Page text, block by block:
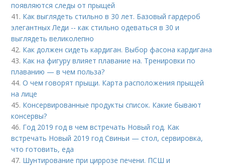
появляются следы от прыщей
41. Как выглядеть стильно в 30 лет. Базовый гардероб
элегантных Леди -- как стильно одеваться в 30 и
выглядеть великолепно
42. Как должен сидеть кардиган. Выбор фасона кардигана
43. Как на фигуру влияет плавание на. Тренировки по
плаванию — в чем польза?
44.О чем говорят прыщи. Карта расположения прыщей
на лице
45. Консервированные продукты список. Какие бывают
консервы?
46. Год 2019 год в чем встречать Новый год. Как
встречать Новый 2019 год Свиньи — стол, сервировка,
что готовить, еда
47. Шунтирование при циррозе печени. ПСШ и